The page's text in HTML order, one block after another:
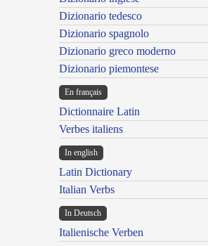
Dizionario tedesco
Dizionario spagnolo
Dizionario greco moderno
Dizionario piemontese
En français
Dictionnaire Latin
Verbes italiens
In english
Latin Dictionary
Italian Verbs
In Deutsch
Italienische Verben